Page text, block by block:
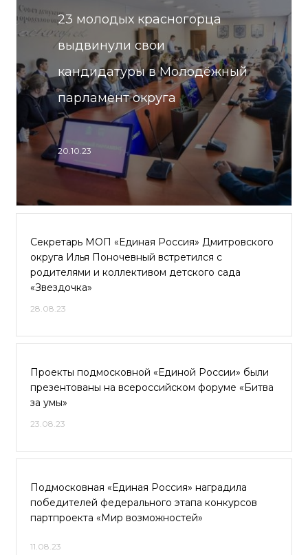
23 молодых красногорца
выдвинули свои
кандидатуры в Молодёжный
парламент округа
20.10.23
Секретарь МОП «Единая Россия» Дмитровского
округа Илья Поночевный встретился с
родителями и коллективом детского сада
«Звездочка»
28.08.23
Проекты подмосковной «Единой России» были
презентованы на всероссийском форуме «Битва
за умы»
23.08.23
Подмосковная «Единая Россия» наградила
победителей федерального этапа конкурсов
партпроекта «Мир возможностей»
11.08.23